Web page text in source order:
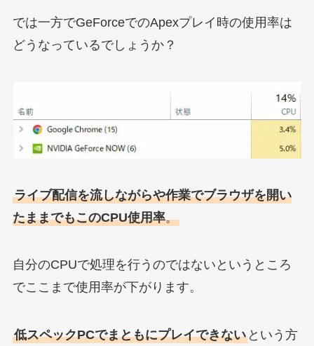
では一方でGeForceでのApexプレイ時の使用率は
どうなっているでしょうか？
ライブ配信を流しながらや作業でブラウザを開い
たままでもこのCPU使用率。
自分のCPUで処理を行うのではないというところ
でここまで使用率が下がります。
低スペックPCでまともにプレイできないという方